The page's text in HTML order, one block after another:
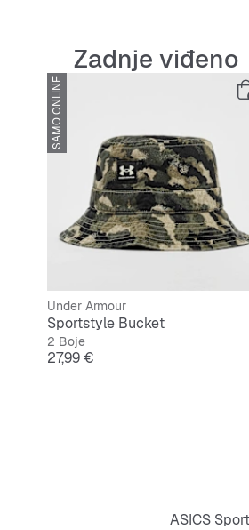
Zadnje viđeno
SAMO ONLINE
Under Armour
Sportstyle Bucket
2 Boje
Cijena
27,99 €
ASICS